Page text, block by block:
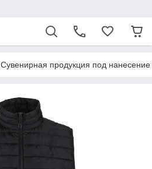
Сувенирная продукция под нанесение